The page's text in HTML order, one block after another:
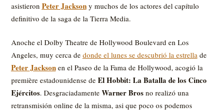
asistieron Peter Jacksony muchos de los actores del capítulo
definitivo de la saga de la Tierra Media.
Anoche el Dolby Theatre de Hollywood Boulevard en Los
Angeles, muy cerca de donde el lunes se descubrió la estrella de
Peter Jacksonen el Paseo de la Fama de Hollywood, acogió la
première estadounidense de El Hobbit: La Batalla de los Cinco
Ejércitos. Desgraciadamente Warner Brosno realizó una
retransmisión online de la misma, asi que poco os podemos